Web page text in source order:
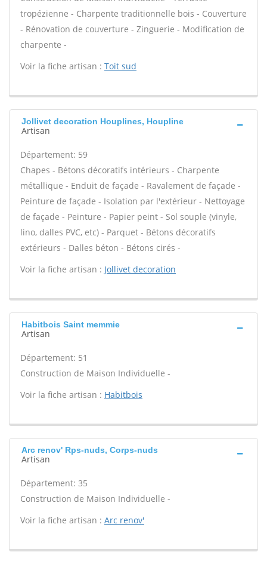
tropézienne - Charpente traditionnelle bois - Couverture
- Rénovation de couverture - Zinguerie - Modification de
charpente -
Voir la fiche artisan : Toit sud
Jollivet decoration Houplines, Houpline
Artisan
Département: 59
Chapes - Bétons décoratifs intérieurs - Charpente
métallique - Enduit de façade - Ravalement de façade -
Peinture de façade - Isolation par l'extérieur - Nettoyage
de façade - Peinture - Papier peint - Sol souple (vinyle,
lino, dalles PVC, etc) - Parquet - Bétons décoratifs
extérieurs - Dalles béton - Bétons cirés -
Voir la fiche artisan : Jollivet decoration
Habitbois Saint memmie
Artisan
Département: 51
Construction de Maison Individuelle -
Voir la fiche artisan : Habitbois
Arc renov' Rps-nuds, Corps-nuds
Artisan
Département: 35
Construction de Maison Individuelle -
Voir la fiche artisan : Arc renov'